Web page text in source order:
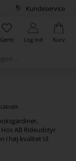
Kundeservice
Gemt Log ind Kurv
AB Rideudstyr
i høj kvalitet til